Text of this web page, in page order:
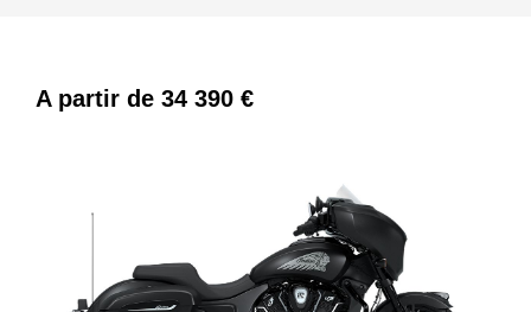
A partir de 34 390 €